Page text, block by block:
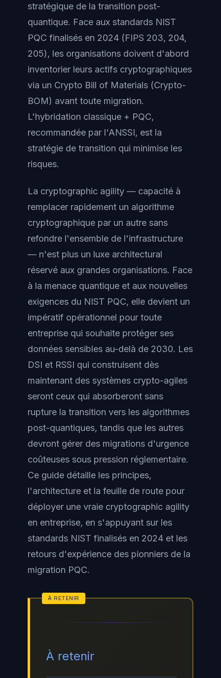
stratégique de la transition post-
quantique. Face aux standards NIST
PQC finalisés en 2024 (FIPS 203, 204,
205), les organisations doivent d'abord
inventorier leurs actifs cryptographiques
via un Crypto Bill of Materials (Crypto-
BOM) avant toute migration.
L'hybridation classique + PQC,
recommandée par l'ANSSI, est la
stratégie de transition qui minimise les
risques.
La cryptographic agility — capacité à
remplacer rapidement un algorithme
cryptographique par un autre sans
refondre l'ensemble de l'infrastructure
— n'est plus un luxe architectural
réservé aux grandes organisations. Face
à la menace quantique et aux nouvelles
exigences du NIST PQC, elle devient un
impératif opérationnel pour toute
entreprise qui souhaite protéger ses
données sensibles au-delà de 2030. Les
DSI et RSSI qui construisent dès
maintenant des systèmes crypto-agiles
seront ceux qui absorberont sans
rupture la transition vers les algorithmes
post-quantiques, tandis que les autres
devront gérer des migrations d'urgence
coûteuses sous pression réglementaire.
Ce guide détaille les principes,
l'architecture et la feuille de route pour
déployer une vraie cryptographic agility
en entreprise, en s'appuyant sur les
standards NIST finalisés en 2024 et les
retours d'expérience des pionniers de la
migration PQC.
À retenir